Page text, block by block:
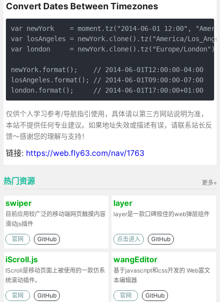
Convert Dates Between Timezones
var newYork    = moment.tz("2014-06-01 12:00",
var losAngeles = newYork.clone().tz("America/
var london     = newYork.clone().tz("Europe/London");
newYork.format();    // 2014-06-01T12:00:00-04:00
losAngeles.format(); // 2014-06-01T09:00:00-07:00
london.format();     // 2014-06-01T17:00:00+01:00
仅供个人学习参考/导航指引使用，具体请以第三方网站说明为准，
本站不提供任何专业建议。如果地址失效或描述有误，请联系站长反
馈～感谢您的理解与支持！
链接: https://web.fly63.com/nav/1763
更多»
热门资源
swiper
目前应用较广泛的移动端网页触摸内容
滑动js插件
官网 GitHub
layer
layer是一款口碑极佳的web弹层组件
点击进入 GitHub
iScroll.js
IScroll是移动页面上被使用的一款仿系
统滚动插件。
官网 GitHub
wangEditor
基于javascript和css开发的 Web富文
本编辑器
官网 GitHub